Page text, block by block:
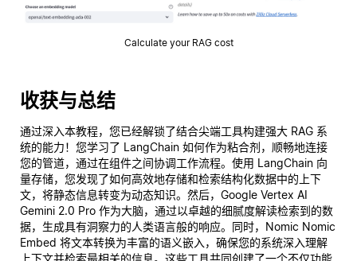
Calculate your RAG cost
收获与总结
通过深入本教程，您已经解锁了结合尖端工具构建强大 RAG 系
统的能力！您学习了 LangChain 如何作为粘合剂，顺畅地连接
您的管道，通过在组件之间协调工作流程。使用 LangChain 向
量存储，您发现了如何高效地存储和检索结构化数据中的上下
文，将静态信息转变为动态知识。然后，Google Vertex AI
Gemini 2.0 Pro 作为大脑，通过以卓越的细腻度解读检索到的数
据，生成具有洞察力的人类语言般的响应。同时，Nomic Nomic
Embed 将文本转换为丰富的语义嵌入，确保您的系统深入理解
上下文并检索最相关的信息。这些工具共同创建了一个不仅功能